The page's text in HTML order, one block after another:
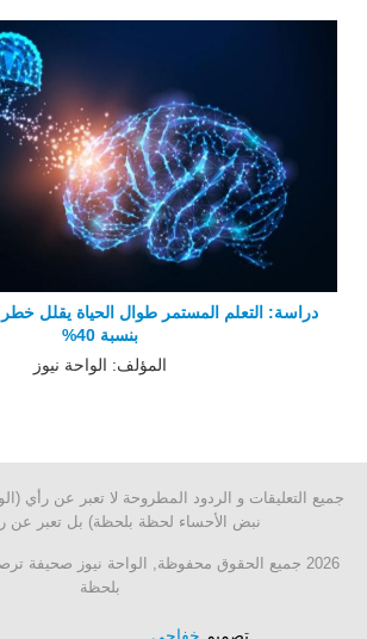
دراسة: التعلم المستمر طوال الحياة يقلل خطر
بنسبة 40%
المؤلف: الواحة نيوز
جميع التعليقات و الردود المطروحة لا تعبر عن رأي
نبض الأحساء لحظة بلحظة) بل تعبر عن
2026 جميع الحقوق محفوظة, الواحة نيوز صحيفة
بلحظة
تصميم خفاجى